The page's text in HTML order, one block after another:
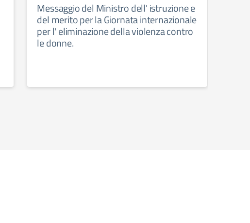
Messaggio del Ministro dell' istruzione e
del merito per la Giornata internazionale
per l' eliminazione della violenza contro
le donne.